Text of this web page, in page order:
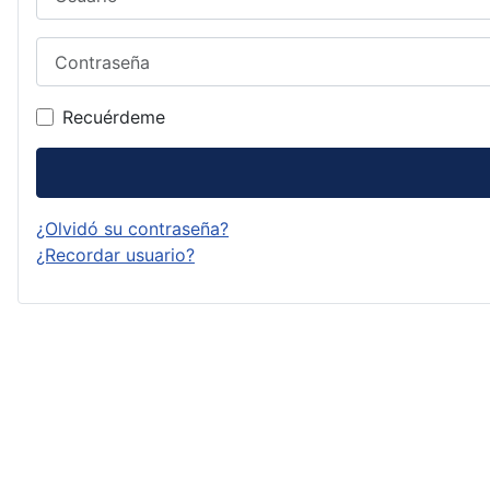
Recuérdeme
¿Olvidó su contraseña?
¿Recordar usuario?